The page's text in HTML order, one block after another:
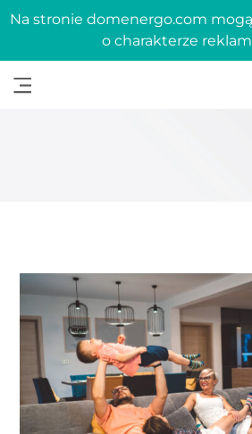
Na stronie domenergo.com
o charakterze